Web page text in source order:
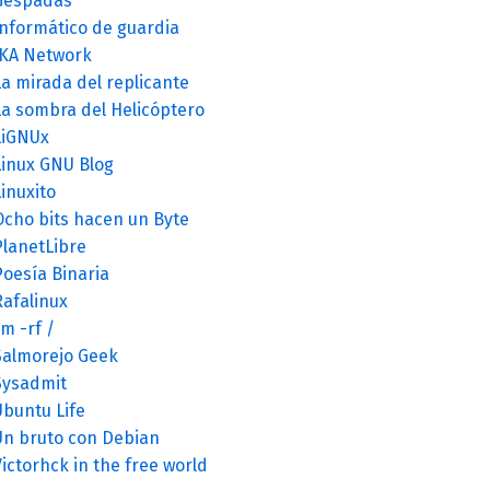
Informático de guardia
Network
mirada del replicante
sombra del Helicóptero
GNU Blog
bits hacen un Byte
Binaria
-rf /
Geek
Life
bruto con Debian
in the free world